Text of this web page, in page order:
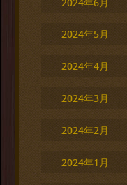
2024年5月
2024年4月
2024年3月
2024年2月
2024年1月